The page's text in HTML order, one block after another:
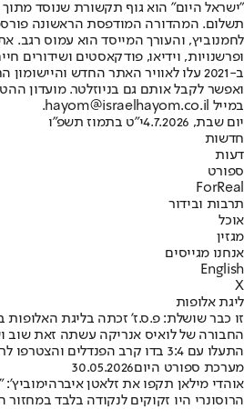
"ישראל היום" הוא גוף תקשורת שנוסד מתוך
ופרשנויות, וידיאו, פודקאסטים ושידורים
ב-2021 עלו לאוויר האתר החדש
ואפשר לקבל אותם גם בניוזלטר. מועדון
במייל hayom@israelhayom.co.il.
יום שבת, 4.7.2026
י"ט בתמוז תשפ"ו
חדשות
דעות
ספורט
ForReal
תרבות ובידור
אוכל
מגזין
אנחנו מגייסים
English
X
ליגת אלופות
זו כבר שושלת: פ.ס.ז' זכתה בליגת האלופות
התעלו עם 3:4 בדו קרב הפנדלים והצטרפו לריאל מדריד ברשימה מצומצמת • גבריאל החמיץ את הפנדל המכריע
מערכת ספורט היום30.05.2026
אוהדי מילאן תקפו את זלאטן איברהימוביץ':
הרוסונרי היו זקוקים לנקודה בלבד